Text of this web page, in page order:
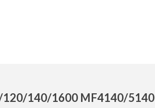
120/140/1600 MF4140/5140